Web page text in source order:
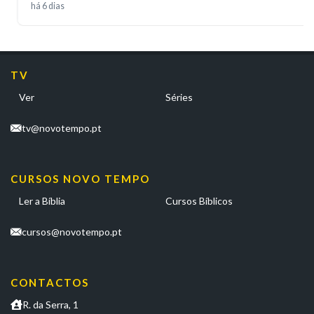
há 6 dias
TV
Ver Séries
tv@novotempo.pt
CURSOS NOVO TEMPO
Ler a Bíblia Cursos Bíblicos
cursos@novotempo.pt
CONTACTOS
R. da Serra, 1